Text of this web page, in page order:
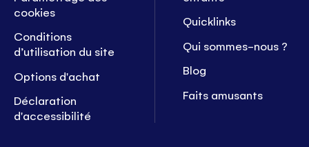
cookies
Conditions
d’utilisation du site
Options d'achat
Déclaration
d'accessibilité
Quicklinks
Qui sommes-nous ?
Blog
Faits amusants